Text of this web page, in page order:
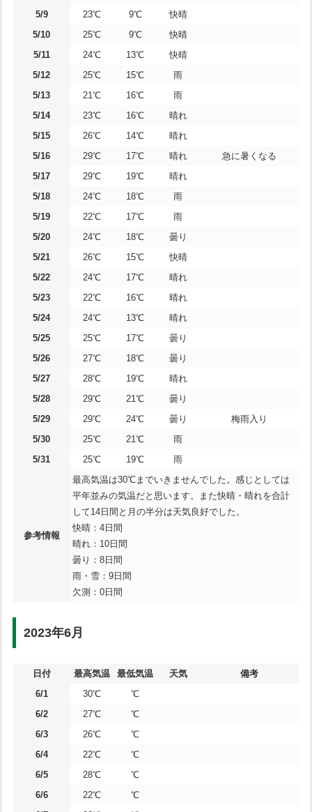
5/9
23℃ 9℃
快晴
5/10
25℃ 9℃
快晴
5/11
24℃ 13℃
快晴
5/12
25℃ 15℃
雨
5/13
21℃ 16℃
雨
5/14
23℃ 16℃
晴れ
5/15
26℃ 14℃
晴れ
5/16
29℃ 17℃ 晴れ
急に暑くなる
5/17
29℃ 19℃
晴れ
5/18
24℃ 18℃
雨
5/19
22℃ 17℃
雨
5/20
24℃ 18℃
曇り
5/21
26℃ 15℃
快晴
5/22
24℃ 17℃
晴れ
5/23
22℃ 16℃
晴れ
5/24
24℃ 13℃
晴れ
5/25
25℃ 17℃
曇り
5/26
27℃ 18℃
曇り
5/27
28℃ 19℃
晴れ
5/28
29℃ 21℃
曇り
5/29
29℃ 24℃ 曇り
梅雨入り
5/30
25℃ 21℃
雨
5/31
25℃ 19℃ 雨
参考情報
最高気温は30℃までいきませんでした。感じとしては
平年並みの気温だと思います。また快晴・晴れを合計
して14日間と月の半分は天気良好でした。
快晴：4日間
晴れ：10日間
曇り：8日間
雨・雪：9日間
欠測：0日間
2023年6月
日付 最高気温 最低気温 天気
備考
6/1
30℃
℃
6/2
27℃
℃
6/3
26℃
℃
6/4
22℃
℃
6/5
28℃
℃
6/6
22℃
℃